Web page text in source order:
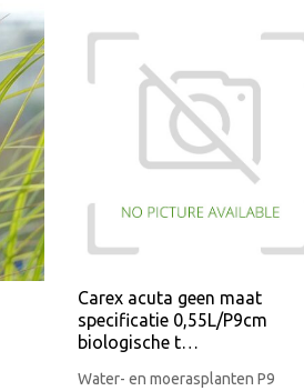
Carex acuta geen maat
specificatie 0,55L/P9cm
biologische t…
Water- en moerasplanten P9